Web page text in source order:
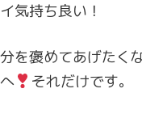
気持ち良い！
を褒めてあげたく
それだけです。